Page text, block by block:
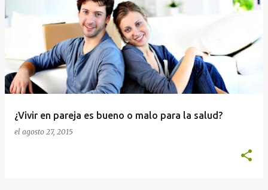
n
a
d
¿Vivir en pareja es bueno o malo para la salud?
el agosto 27, 2015